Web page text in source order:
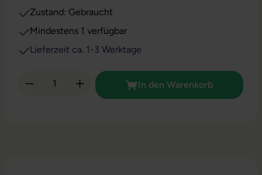
Zustand: Gebraucht
Mindestens 1 verfügbar
Lieferzeit ca. 1-3 Werktage
Produkt Anzahl: Gib den gewünschten
In den Warenkorb